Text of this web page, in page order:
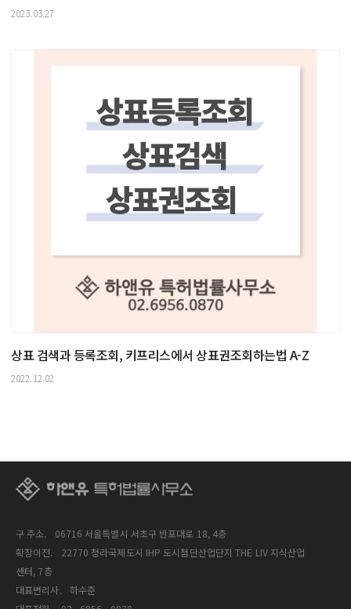
2023.03.27
상표 검색과 등록조회, 키프리스에서 상표권조회하는법 A-Z
2022.12.02
구 주소.
06716 서울특별시 서초구 반포대로 18, 4층
확장이전.
22770 청라국제도시 IHP 도시첨단산업단지 THE LIV 지식산업
센터, 7층
대표변리사.
하수준